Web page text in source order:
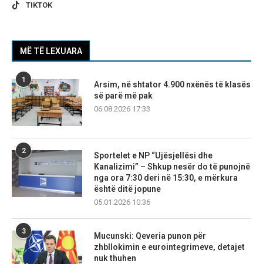
TIKTOK
MË TË LEXUARA
1
Arsim, në shtator 4.900 nxënës të klasës
së parë më pak
06.08.2026 17:33
2
Sportelet e NP “Ujësjellësi dhe
Kanalizimi” – Shkup nesër do të punojnë
nga ora 7:30 deri në 15:30, e mërkura
është ditë jopune
05.01.2026 10:36
3
Mucunski: Qeveria punon për
zhbllokimin e eurointegrimeve, detajet
nuk thuhen